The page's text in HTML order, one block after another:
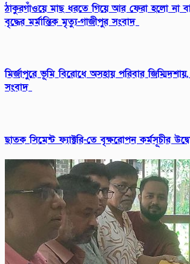
ঠাকুরগাঁওয়ে মাছ ধরতে গিয়ে আর ফেরা হলো না
বৃদ্ধের মর্মান্তিক মৃত্যু-গাজীপুর সংবাদ
মির্জাপুরে ভূমি বিরোধে অসহায় পরিবার
সংবাদ
ছাতক সিমেন্ট ফ্যাক্টরি-তে বৃক্ষরোপন কর্মসূচীর